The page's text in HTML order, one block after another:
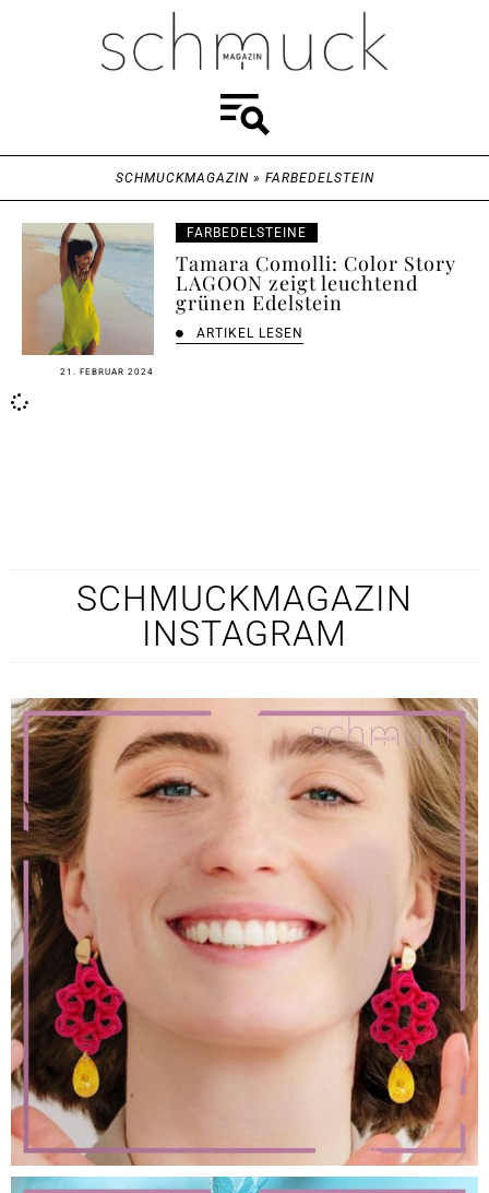
SCHMUCKMAGAZIN» FARBEDELSTEIN
21. FEBRUAR 2024
FARBEDELSTEINE
Tamara Comolli: Color Story
LAGOON zeigt leuchtend
grünen Edelstein
ARTIKEL LESEN
SCHMUCKMAGAZIN
INSTAGRAM